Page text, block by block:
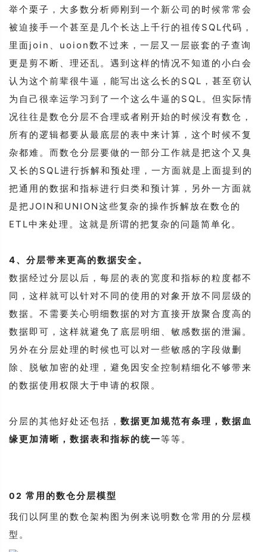
举个栗子，大多数分析师刚到一个新公司的时候常常会
被迫接手一个甚至是几个长达上千行的祖传SQL代码，
里面join、uoion数不过来，一层又一层嵌套的子查询
更是剪不断、理还乱。遇到这样的情况不知道的小白会
认为这个前辈很牛逼，能写出这么长的SQL，甚至窃认
为自己很幸运学习到了一个这么牛逼的SQL。但实际情
况往往是数仓分层不合理或者刚开始的时候没有数仓，
所有的逻辑都要从最底层的表中来计算，这个时候不复
杂都难。而数仓分层要做的一部分工作就是把这个又臭
又长的SQL进行拆解和预处理，一方面就是上面提到的
把通用的数据和指标进行归类和预计算，另外一方面就
是把JOIN和UNION这些复杂的操作拆解放在数仓的
ETL中来处理。这就是所谓的把复杂的问题简单化。
4、分层带来更高的数据安全。
数据经过分层以后，每层的表的宽度和指标的粒度都不
同，这样就可以针对不同的使用的对象开放不同层级的
数据。不需要关心明细数据的对方直接开放聚合度高的
数据即可，这样就避免了底层明细、敏感数据的泄漏。
另外在分层处理的时候也可以对一些敏感的字段做删
除、脱敏加密的处理，避免因安全控制精细化不够带来
的数据使用权限大于申请的权限。
分层的其他好处还包括， 数据更加规范有条理，数据血
缘更加清晰，数据表和指标的统一等等。
02 常用的数仓分层模型
我们以阿里的数仓架构图为例来说明数仓常用的分层模
型。